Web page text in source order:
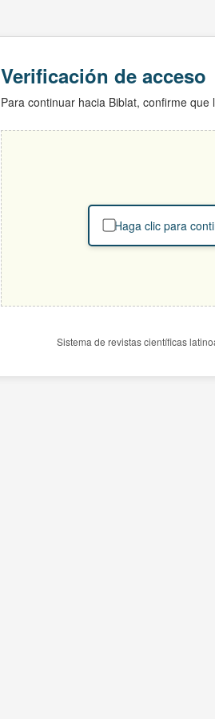
Verificación de acceso
Para continuar hacia Biblat, confirme
Haga clic para
Sistema de revistas científicas